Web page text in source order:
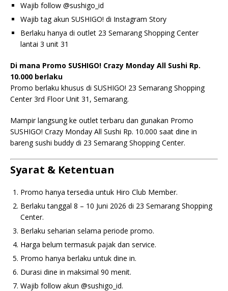
Wajib follow @sushigo_id
Wajib tag akun SUSHIGO! di Instagram Story
Berlaku hanya di outlet 23 Semarang Shopping Center
lantai 3 unit 31
Di mana Promo SUSHIGO! Crazy Monday All Sushi Rp.
10.000 berlaku
Promo berlaku khusus di SUSHIGO! 23 Semarang Shopping
Center 3rd Floor Unit 31, Semarang.
Mampir langsung ke outlet terbaru dan gunakan Promo
SUSHIGO! Crazy Monday All Sushi Rp. 10.000 saat dine in
bareng sushi buddy di 23 Semarang Shopping Center.
Syarat & Ketentuan
Promo hanya tersedia untuk Hiro Club Member.
Berlaku tanggal 8 – 10 Juni 2026 di 23 Semarang Shopping
Center.
Berlaku seharian selama periode promo.
Harga belum termasuk pajak dan service.
Promo hanya berlaku untuk dine in.
Durasi dine in maksimal 90 menit.
Wajib follow akun @sushigo_id.